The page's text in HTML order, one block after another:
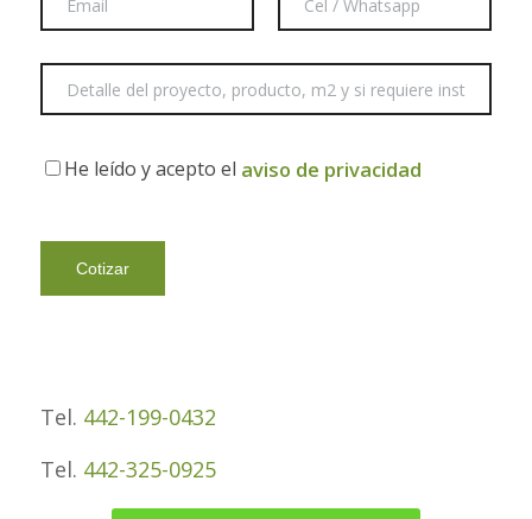
He leído y acepto el aviso de privacidad
Tel. 442-199-0432
Tel. 442-325-0925